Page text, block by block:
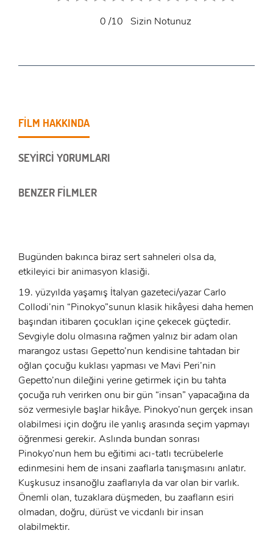
x
ÜYE OL
0/10 Sizin Notunuz
FİLM HAKKINDA
SEYİRCİ YORUMLARI
BENZER FİLMLER
Bugünden bakınca biraz sert sahneleri olsa da,
etkileyici bir animasyon klasiği.
19. yüzyılda yaşamış İtalyan gazeteci/yazar Carlo
Collodi’nin “Pinokyo”sunun klasik hikâyesi daha hemen
başından itibaren çocukları içine çekecek güçtedir.
Sevgiyle dolu olmasına rağmen yalnız bir adam olan
marangoz ustası Gepetto’nun kendisine tahtadan bir
oğlan çocuğu kuklası yapması ve Mavi Peri’nin
Gepetto’nun dileğini yerine getirmek için bu tahta
çocuğa ruh verirken onu bir gün “insan” yapacağına da
söz vermesiyle başlar hikâye. Pinokyo’nun gerçek insan
olabilmesi için doğru ile yanlış arasında seçim yapmayı
öğrenmesi gerekir. Aslında bundan sonrası
Pinokyo’nun hem bu eğitimi acı-tatlı tecrübelerle
edinmesini hem de insani zaaflarla tanışmasını anlatır.
Kuşkusuz insanoğlu zaaflarıyla da var olan bir varlık.
Önemli olan, tuzaklara düşmeden, bu zaafların esiri
olmadan, doğru, dürüst ve vicdanlı bir insan
olabilmektir.